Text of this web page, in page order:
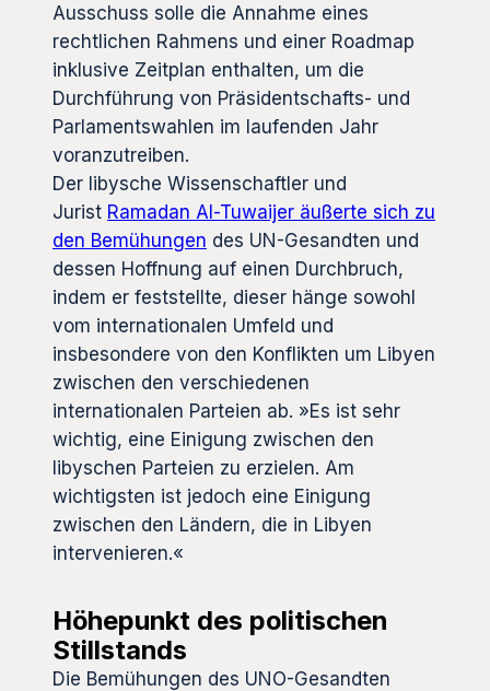
Ausschuss solle die Annahme eines
rechtlichen Rahmens und einer Roadmap
inklusive Zeitplan enthalten, um die
Durchführung von Präsidentschafts- und
Parlamentswahlen im laufenden Jahr
voranzutreiben.
Der libysche Wissenschaftler und
Jurist Ramadan Al-Tuwaijer äußerte sich zu
den Bemühungen des UN-Gesandten und
dessen Hoffnung auf einen Durchbruch,
indem er feststellte, dieser hänge sowohl
vom internationalen Umfeld und
insbesondere von den Konflikten um Libyen
zwischen den verschiedenen
internationalen Parteien ab. »Es ist sehr
wichtig, eine Einigung zwischen den
libyschen Parteien zu erzielen. Am
wichtigsten ist jedoch eine Einigung
zwischen den Ländern, die in Libyen
intervenieren.«
Höhepunkt des politischen
Stillstands
Die Bemühungen des UNO-Gesandten